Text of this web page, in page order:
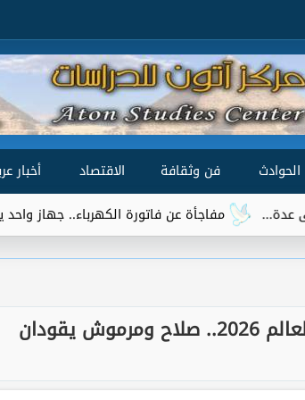
الحوادث فن وثقافة الاقتصاد
أخبار
عن فاتورة الكهرباء.. جهاز واحد يتصدر قائمة
تشكيل منتخب مصر أمام أستراليا في كأس العالم 2026.. صلاح ومرموش يقودان